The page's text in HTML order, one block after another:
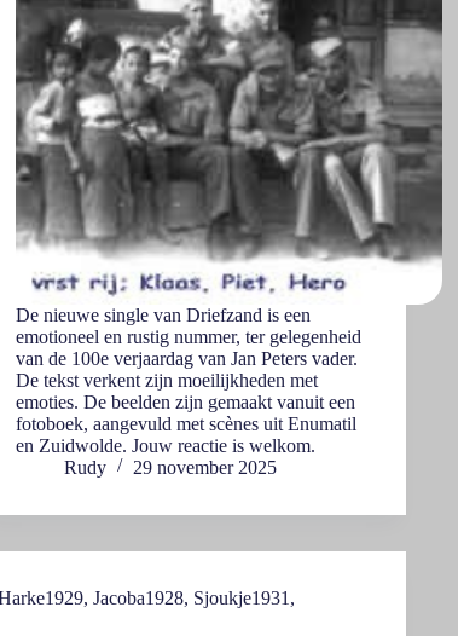
De nieuwe single van Driefzand is een
emotioneel en rustig nummer, ter gelegenheid
van de 100e verjaardag van Jan Peters vader.
De tekst verkent zijn moeilijkheden met
emoties. De beelden zijn gemaakt vanuit een
fotoboek, aangevuld met scènes uit Enumatil
en Zuidwolde. Jouw reactie is welkom.
Rudy
29 november 2025
, Jacoba1928, Sjoukje1931 ,